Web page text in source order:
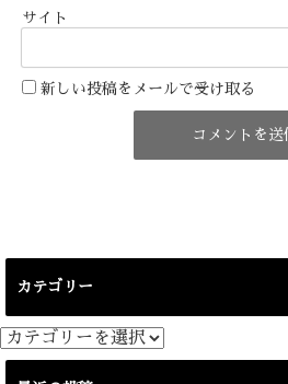
サイト
新しい投稿をメールで受け取る
カテゴリー
カ
テ